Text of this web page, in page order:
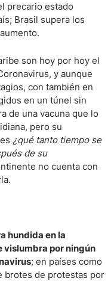
precario estado
Brasil supera los
son hoy por hoy el
y aunque
con también en
en un túnel sin
de una vacuna que lo
pero su
¿qué tanto tiempo se
de su
no cuenta con
hundida en la
vislumbra por ningún
; en países como
brotes de protestas por